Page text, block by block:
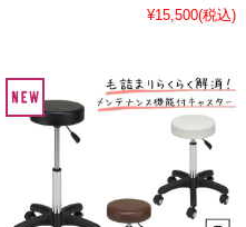
¥15,500(税込)